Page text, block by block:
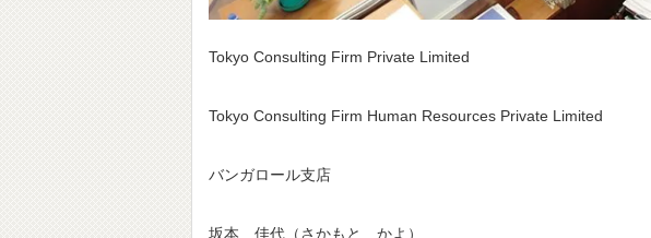
Tokyo Consulting Firm Private Limited
Tokyo Consulting Firm Human Resources Private Limited
バンガロール支店
坂本 佳代（さかもと かよ）